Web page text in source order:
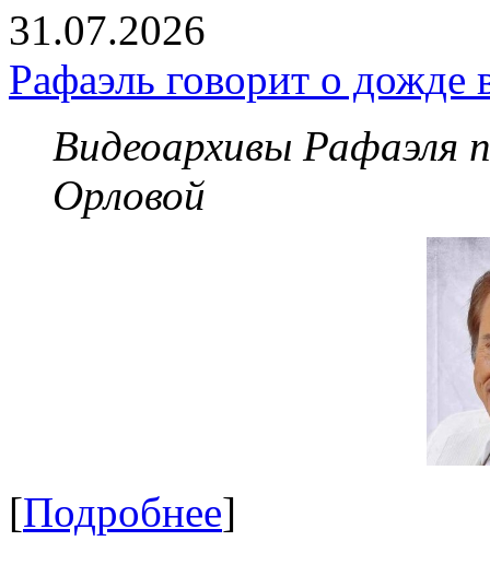
31.07.2026
Рафаэль говорит о дожде
Видеоархивы Рафаэля
Орловой
[Подробнее]